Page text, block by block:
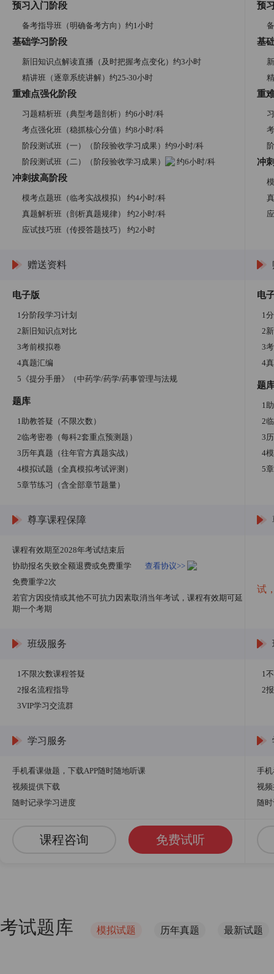
预习入门阶段
备考指导班（明确备考方向）约1小时
基础学习阶段
新旧知识点解读直播（及时把握考点变化）约3小时
精讲班（逐章系统讲解）约25-30小时
重难点强化阶段
习题精析班（典型考题剖析）约6小时/科
考点强化班（稳抓核心分值）约8小时/科
阶段测试班（一）（阶段验收学习成果）约9小时/科
阶段测试班（二）（阶段验收学习成果）
约6小时/科
冲刺拔高阶段
模考点题班（临考实战模拟） 约4小时/科
真题解析班（剖析真题规律） 约2小时/科
应试技巧班（传授答题技巧） 约2小时
预
基
重
冲
赠送资料
电子版
1分阶段学习计划
2新旧知识点对比
3考前模拟卷
4真题汇编
5《提分手册》（中药学/药学/药事管理与法规
题库
1助教答疑（不限次数）
2临考密卷（每科2套重点预测题）
3历年真题（往年官方真题实战）
4模拟试题（全真模拟考试评测）
5章节练习（含全部章节题量）
电
1
2
3
4
题
1
2
3
4
5
尊享课程保障
课程有效期至2028年考试结束后
协助报名失败全额退费或免费重学
查看协议>>
免费重学2次
若官方因疫情或其他不可抗力因素取消当年考试，课程有效期可延
期一个考期
试
班级服务
1不限次数课程答疑
2报名流程指导
3VIP学习交流群
1
2
学习服务
手机看课做题，下载APP随时随地听课
视频提供下载
随时记录学习进度
手
视
随
课程咨询 免费试听
考试题库 模拟试题 历年真题 最新试题